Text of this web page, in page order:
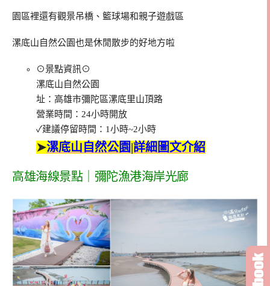
園區裡還有觀景吊橋、籃球場和親子遊戲區
漯底山自然公園也是休閒散步的好地方啦
⊙景點資訊⊙
漯底山自然公園
址：高雄市彌陀區漯底里山頂路
營業時間：24小時開放
✓建議停留時間：1小時~2小時
➤漯底山自然公園|詳細圖文介紹
高雄海線景點｜彌陀漁港海岸光廊